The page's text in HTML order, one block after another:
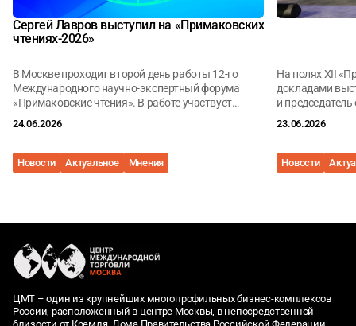
Сергей Лавров выступил на «Примаковских
чтениях-2026»
В Москве проходит второй день работы 12-го
Международного научно-экспертный форума
«Примаковские чтения». В работе участвует
24.06.2026
Новости Актуальное Мнения
На полях XII
докладами
и
Константин
мирового
правил
23.06.2026
Новости
ЦМТ – один из крупнейших многопрофильных бизнес-комплексов
России, расположенный в центре Москвы, в непосредственной